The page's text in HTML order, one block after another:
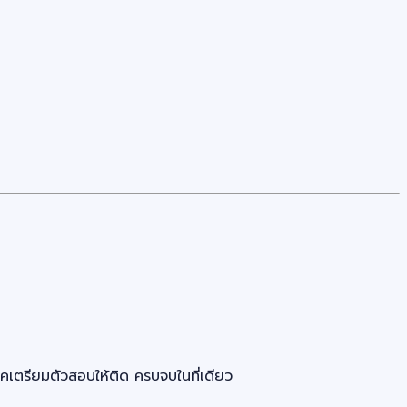
ตรียมตัวสอบให้ติด ครบจบในที่เดียว